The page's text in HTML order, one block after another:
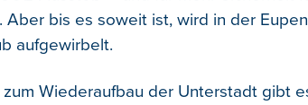
Aber bis es soweit ist, wird in der
aufgewirbelt.
Wiederaufbau der Unterstadt gibt